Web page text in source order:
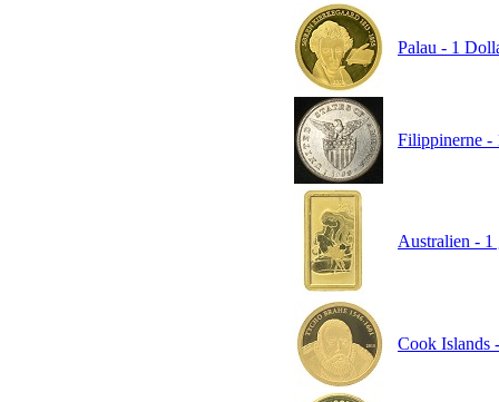
Palau - 1
Filippinerne -
Australien - 1
Cook Islands